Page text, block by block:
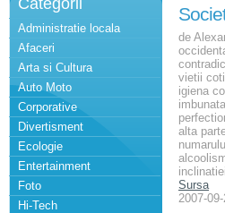
Categorii
Administratie locala
Afaceri
Arta si Cultura
Auto Moto
Corporative
Divertisment
Ecologie
Entertainment
Foto
Hi-Tech
de
vietii
igiena
alta
Sursa
2007-